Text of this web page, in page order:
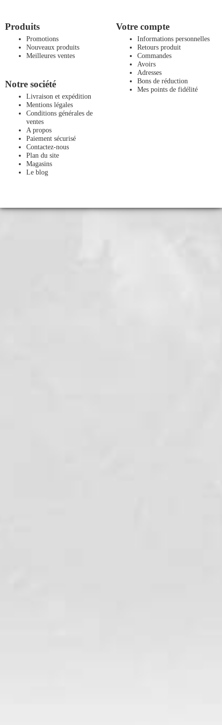
Produits
Promotions
Nouveaux produits
Meilleures ventes
Notre société
Livraison et expédition
Mentions légales
Conditions générales de
ventes
A propos
Paiement sécurisé
Contactez-nous
Plan du site
Magasins
Le blog
Votre compte
Informations personnelles
Retours produit
Commandes
Avoirs
Adresses
Bons de réduction
Mes points de fidélité